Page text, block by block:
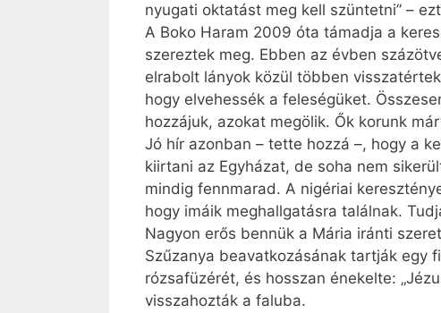
nyugati oktatást meg kell szüntetni” –
A Boko Haram 2009 óta támadja a
szereztek meg. Ebben az évben
elrabolt lányok közül többen
hogy elvehessék a feleségüket.
hozzájuk, azokat megölik. Ők korunk
Jó hír azonban – tette hozzá –, hogy a
kiirtani az Egyházat, de soha nem
mindig fennmarad. A nigériai
hogy imáik meghallgatásra találnak.
Nagyon erős bennük a Mária iránti
Szűzanya beavatkozásának tartják egy
rózsafüzérét, és hosszan énekelte:
visszahozták a faluba.